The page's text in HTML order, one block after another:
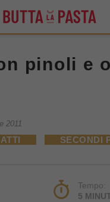
pinoli e
2011
SECONDI
Tempo:
5